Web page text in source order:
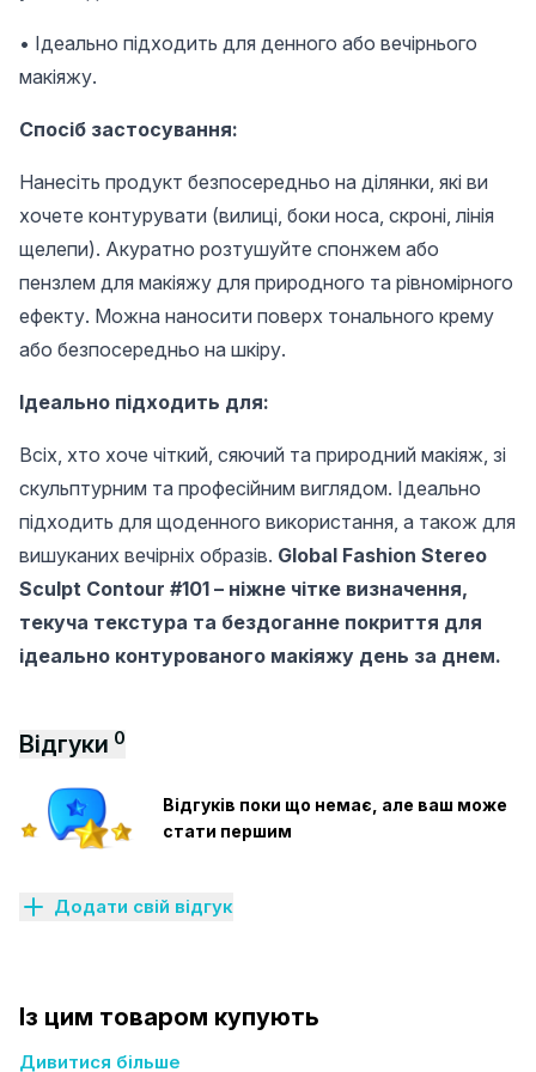
• Ідеально підходить для денного або вечірнього
макіяжу.
Спосіб застосування:
Нанесіть продукт безпосередньо на ділянки, які ви
хочете контурувати (вилиці, боки носа, скроні, лінія
щелепи). Акуратно розтушуйте спонжем або
пензлем для макіяжу для природного та рівномірного
ефекту. Можна наносити поверх тонального крему
або безпосередньо на шкіру.
Ідеально підходить для:
Всіх, хто хоче чіткий, сяючий та природний макіяж, зі
скульптурним та професійним виглядом. Ідеально
підходить для щоденного використання, а також для
вишуканих вечірніх образів. Global Fashion Stereo
Sculpt Contour #101 – ніжне чітке визначення,
текуча текстура та бездоганне покриття для
ідеально контурованого макіяжу день за днем.
Відгуки 0
Відгуків поки що немає, але ваш може
стати першим
Додати свій відгук
Із цим товаром купують
Дивитися більше